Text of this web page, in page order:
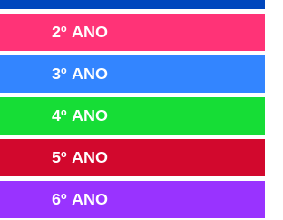
2º ANO
3º ANO
4º ANO
5º ANO
6º ANO